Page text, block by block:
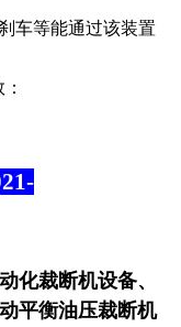
车等能通过该装置
化裁断机设备、
平衡油压裁断机